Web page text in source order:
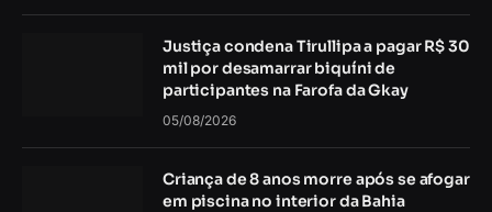
Justiça condena Tirullipa a pagar R$ 30
mil por desamarrar biquíni de
participantes na Farofa da Gkay
05/08/2026
Criança de 8 anos morre após se afogar
em piscina no interior da Bahia